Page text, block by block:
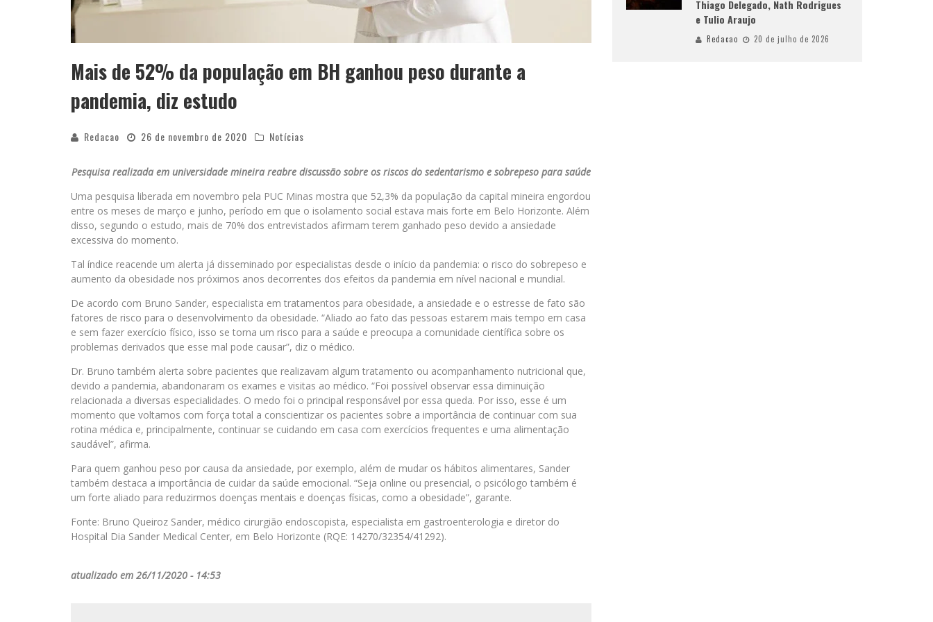
Mais de 52% da população em BH ganhou peso durante a
pandemia, diz estudo
Redacao 26 de novembro de 2020 Notícias
Pesquisa realizada em universidade mineira reabre discussão sobre os riscos do sedentarismo e sobrepeso para saúde
Uma pesquisa liberada em novembro pela PUC Minas mostra que 52,3% da população da capital mineira engordou
entre os meses de março e junho, período em que o isolamento social estava mais forte em Belo Horizonte. Além
disso, segundo o estudo, mais de 70% dos entrevistados afirmam terem ganhado peso devido a ansiedade
excessiva do momento.
Tal índice reacende um alerta já disseminado por especialistas desde o início da pandemia: o risco do sobrepeso e
aumento da obesidade nos próximos anos decorrentes dos efeitos da pandemia em nível nacional e mundial.
De acordo com Bruno Sander, especialista em tratamentos para obesidade, a ansiedade e o estresse de fato são
fatores de risco para o desenvolvimento da obesidade. “Aliado ao fato das pessoas estarem mais tempo em casa
e sem fazer exercício físico, isso se torna um risco para a saúde e preocupa a comunidade científica sobre os
problemas derivados que esse mal pode causar”, diz o médico.
Dr. Bruno também alerta sobre pacientes que realizavam algum tratamento ou acompanhamento nutricional que,
devido a pandemia, abandonaram os exames e visitas ao médico. “Foi possível observar essa diminuição
relacionada a diversas especialidades. O medo foi o principal responsável por essa queda. Por isso, esse é um
momento que voltamos com força total a conscientizar os pacientes sobre a importância de continuar com sua
rotina médica e, principalmente, continuar se cuidando em casa com exercícios frequentes e uma alimentação
saudável”, afirma.
Para quem ganhou peso por causa da ansiedade, por exemplo, além de mudar os hábitos alimentares, Sander
também destaca a importância de cuidar da saúde emocional. “Seja online ou presencial, o psicólogo também é
um forte aliado para reduzirmos doenças mentais e doenças físicas, como a obesidade”, garante.
Fonte: Bruno Queiroz Sander, médico cirurgião endoscopista, especialista em gastroenterologia e diretor do
Hospital Dia Sander Medical Center, em Belo Horizonte (RQE: 14270/32354/41292).
atualizado em 26/11/2020 - 14:53
Thiago Delegado, Nath Rodrigues
e Tulio Araujo
Redacao 20 de julho de 2026